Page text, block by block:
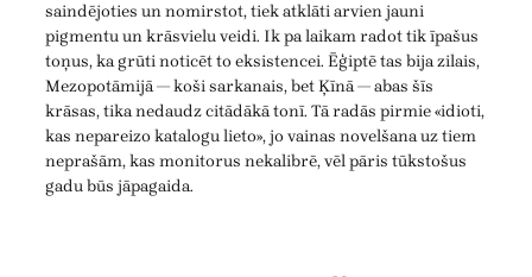
saindējoties un nomirstot, tiek atklāti arvien jauni
pigmentu un krāsvielu veidi. Ik pa laikam radot tik īpašus
toņus, ka grūti noticēt to eksistencei. Ēģiptē tas bija zilais,
Mezopotāmijā — koši sarkanais, bet Ķīnā — abas šīs
krāsas, tika nedaudz citādākā tonī. Tā radās pirmie «idioti,
kas nepareizo katalogu lieto», jo vainas novelšana uz tiem
neprašām, kas monitorus nekalibrē, vēl pāris tūkstošus
gadu būs jāpagaida.